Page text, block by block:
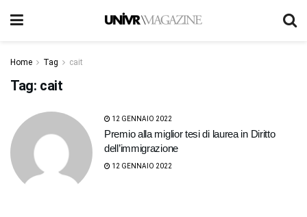
Home Tag cait
Tag: cait
12 GENNAIO 2022
Premio alla miglior tesi di laurea in Diritto
dell’immigrazione
12 GENNAIO 2022